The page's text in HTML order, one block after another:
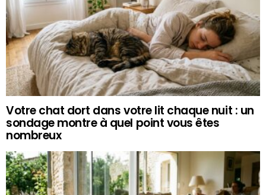
Votre chat dort dans votre lit chaque nuit : un
sondage montre à quel point vous êtes
nombreux